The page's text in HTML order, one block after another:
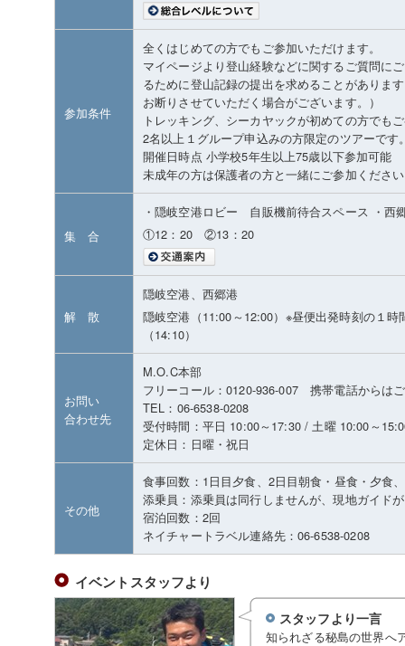
参加条件
全くはじめての方でもご参加いただけます。
マイページより登山経験などに関するご質問に
るために登山記録の提出を求めることがありま
お断りさせていただく場合がございます。）
トレッキング、シーカヤックが初めての方でも
2名以上１グループ申込みの方限定のツアーです
開催日時点 小学校5年生以上75歳以下参加可能
未成年の方は保護者の方と一緒にご参加くださ
集 合
・隠岐空港ロビー 自販機前待合スペース ・
①12：20 ②13：20
解 散
隠岐空港、西郷港
隠岐空港（11:00～12:00）※昼便出発時刻の１
（14:10）
お問い
合わせ先
M.O.C本部
フリーコール：0120-936-007 携帯電話からは
TEL：06-6538-0208
受付時間：平日 10:00～17:30 / 土曜 10:00～
定休日：日曜・祝日
その他
食事回数：1日目夕食、2日目朝食・昼食・夕食
添乗員：添乗員は同行しませんが、現地ガイド
宿泊回数：2回
ネイチャートラベル連絡先：06-6538-0208
イベントスタッフより
スタッフより一言
知られざる秘島の世界へ